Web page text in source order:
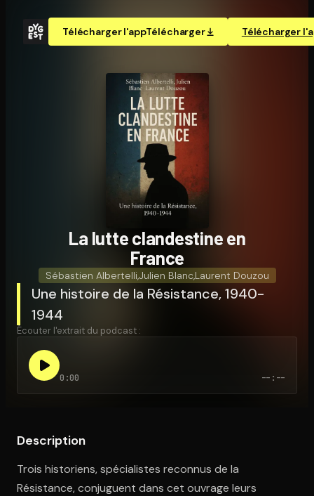
Télécharger l'appTélécharger Télécharger
Ouvre l'app Appareil photo, pointe sur le code. C'est gratuit à
La lutte clandestine en
France
Sébastien AlbertelliJulien Blanc,Laurent Douzou
Une histoire de la Résistance, 1940-
1944
Écouter l'extrait du podcast :
0:00 --:--
Description
Trois historiens, spécialistes reconnus de la
Résistance, conjuguent dans cet ouvrage leurs